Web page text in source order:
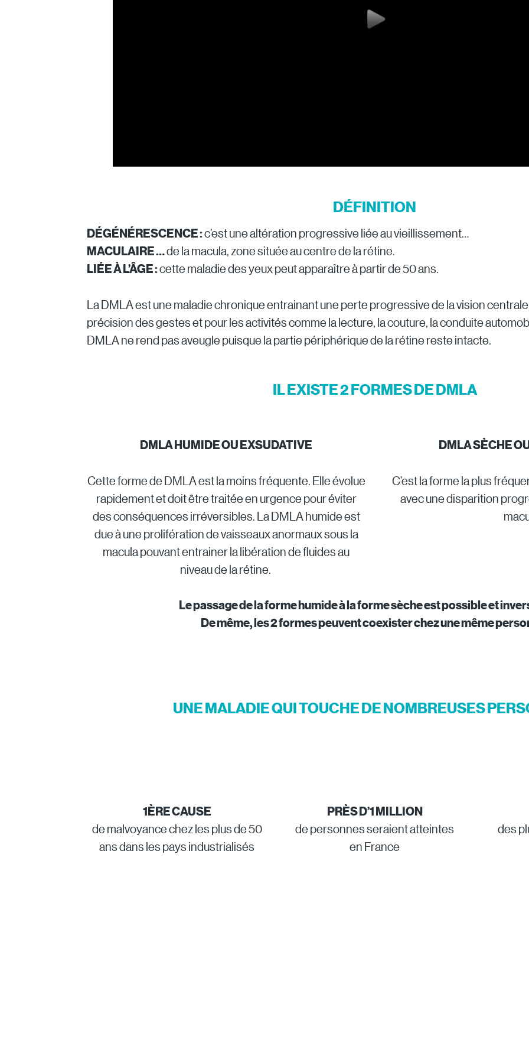
DÉFINITION
DÉGÉNÉRESCENCE :c’est une altération progressive liée au vieillissement…
MACULAIRE …de la macula, zone située au centre de la rétine.
LIÉE À L’ÂGE :cette maladie des yeux peut apparaître à partir de 50 ans.
La DMLA est une maladie chronique entrainant une perte progressive de la vision
précision des gestes et pour les activités comme la lecture, la couture, la conduite
DMLA ne rend pas aveugle puisque la partie périphérique de la rétine reste intacte.
IL EXISTE 2 FORMES DE DMLA
DMLA HUMIDE OU EXSUDATIVE
Cette forme de DMLA est la moins fréquente. Elle évolue
rapidement et doit être traitée en urgence pour éviter
des conséquences irréversibles. La DMLA humide est
due à une prolifération de vaisseaux anormaux sous la
macula pouvant entrainer la libération de fluides au
niveau de la rétine.
DMLA SÈCHE
C’est la forme la plus
avec une disparition
Le passage de la forme humide à la forme sèche est possible et
De même, les 2 formes peuvent coexister chez une même
UNE MALADIE QUI TOUCHE DE NOMBREUSES
1ÈRE CAUSE
de malvoyance chez les plus de 50
ans dans les pays industrialisés
PRÈS D’1 MILLION
de personnes seraient atteintes
en France
des